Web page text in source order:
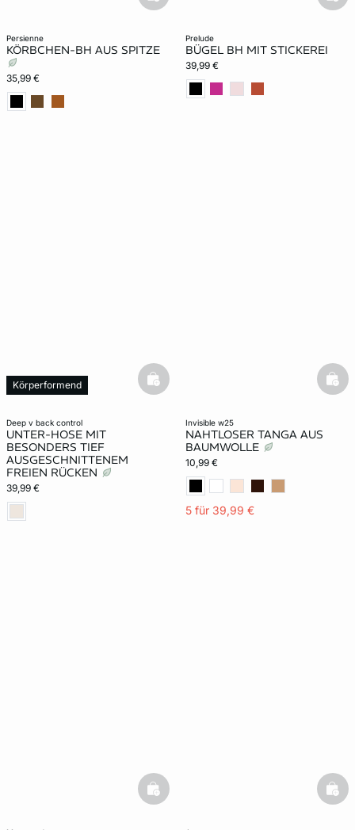
persienne
KÖRBCHEN-BH AUS SPITZE
35,99 €
prelude
BÜGEL BH MIT STICKEREI
39,99 €
deep v back control
UNTER-HOSE MIT
BESONDERS TIEF
AUSGESCHNITTENEM
FREIEN RÜCKEN
39,99 €
Körperformend basketfull
invisible w25
NAHTLOSER TANGA AUS
BAUMWOLLE
10,99 €
5 für 39,99 €
basketfull